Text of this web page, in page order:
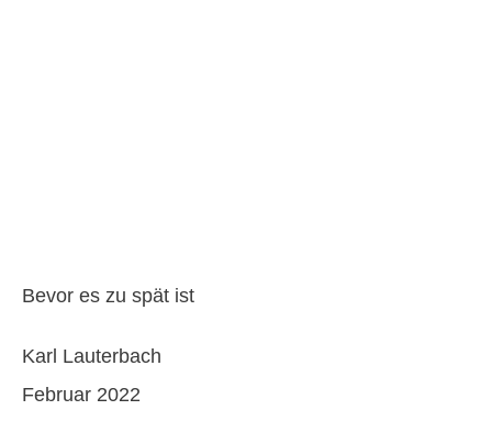
Bevor es zu spät ist
Karl Lauterbach
Februar 2022